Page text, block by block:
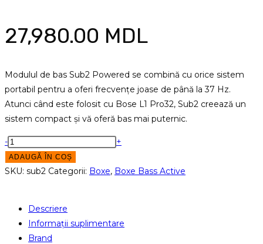
27,980.00 MDL
Modulul de bas Sub2 Powered se combină cu orice sistem
portabil pentru a oferi frecvențe joase de până la 37 Hz.
Atunci când este folosit cu Bose L1 Pro32, Sub2 creează un
sistem compact și vă oferă bas mai puternic.
Cantitate
Boxa
Bass
- +
ADAUGĂ ÎN COȘ
SKU: sub2 Categorii: Boxe, Boxe Bass Active
Descriere
Informații suplimentare
Brand